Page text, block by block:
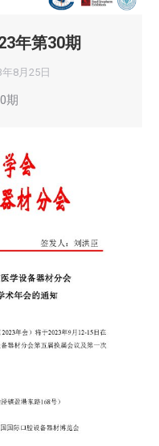
年第30期
年8月25日
期